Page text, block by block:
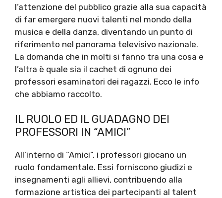
l’attenzione del pubblico grazie alla sua capacità
di far emergere nuovi talenti nel mondo della
musica e della danza, diventando un punto di
riferimento nel panorama televisivo nazionale.
La domanda che in molti si fanno tra una cosa e
l’altra è quale sia il cachet di ognuno dei
professori esaminatori dei ragazzi. Ecco le info
che abbiamo raccolto.
IL RUOLO ED IL GUADAGNO DEI
PROFESSORI IN “AMICI”
All’interno di “Amici”, i professori giocano un
ruolo fondamentale. Essi forniscono giudizi e
insegnamenti agli allievi, contribuendo alla
formazione artistica dei partecipanti al talent